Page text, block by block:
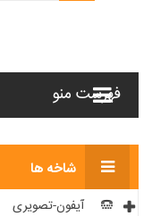
فهرست منو
شاخه ها
آیفون-تصویری